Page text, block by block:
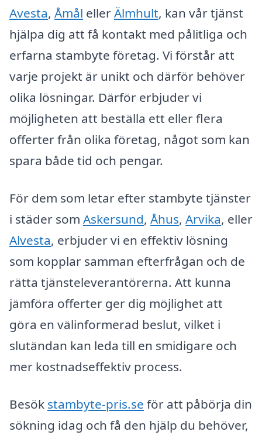
Avesta, Åmål ellerÄlmhult, kan vår tjänst
hjälpa dig att få kontakt med pålitliga och
erfarna stambyte företag. Vi förstår att
varje projekt är unikt och därför behöver
olika lösningar. Därför erbjuder vi
möjligheten att beställa ett eller flera
offerter från olika företag, något som kan
spara både tid och pengar.
För dem som letar efter stambyte tjänster
i städer som Askersund, Åhus, Arvika, eller
Alvesta, erbjuder vi en effektiv lösning
som kopplar samman efterfrågan och de
rätta tjänsteleverantörerna. Att kunna
jämföra offerter ger dig möjlighet att
göra en välinformerad beslut, vilket i
slutändan kan leda till en smidigare och
mer kostnadseffektiv process.
Besök stambyte-pris.se för att påbörja din
sökning idag och få den hjälp du behöver,